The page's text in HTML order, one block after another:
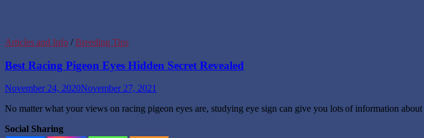
Articles and Info / Breeding Tips
Best Racing Pigeon Eyes Hidden Secret Revealed
November 24, 2020November 27, 2021
No matter what your views on racing pigeon eyes are, studying eye sign can give you lots of information
Social Sharing